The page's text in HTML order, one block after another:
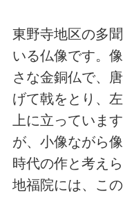
東野寺地区の多
いる仏像です。
さな金銅仏で、
げて戟をとり、
上に立っていま
が、小像ながら
時代の作と考えら
地福院には、こ